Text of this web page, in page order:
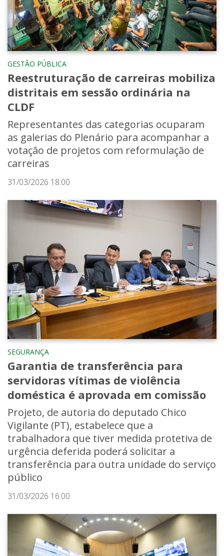
GESTÃO PÚBLICA
Reestruturação de carreiras mobiliza
distritais em sessão ordinária na
CLDF
Representantes das categorias ocuparam
as galerias do Plenário para acompanhar a
votação de projetos com reformulação de
carreiras
31/03/2026 18:00
SEGURANÇA
Garantia de transferência para
servidoras vítimas de violência
doméstica é aprovada em comissão
Projeto, de autoria do deputado Chico
Vigilante (PT), estabelece que a
trabalhadora que tiver medida protetiva de
urgência deferida poderá solicitar a
transferência para outra unidade do serviço
público
31/03/2026 16:00